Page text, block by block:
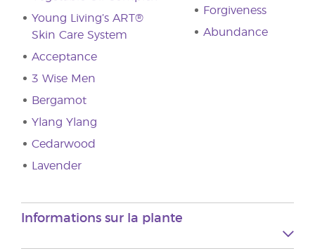
Young Living’s ART®
Skin Care System
Acceptance­
3 Wise Men
Bergamot
Ylang Ylang
Cedarwood
Lavender
Forgiveness
Abundance
Informations sur la plante